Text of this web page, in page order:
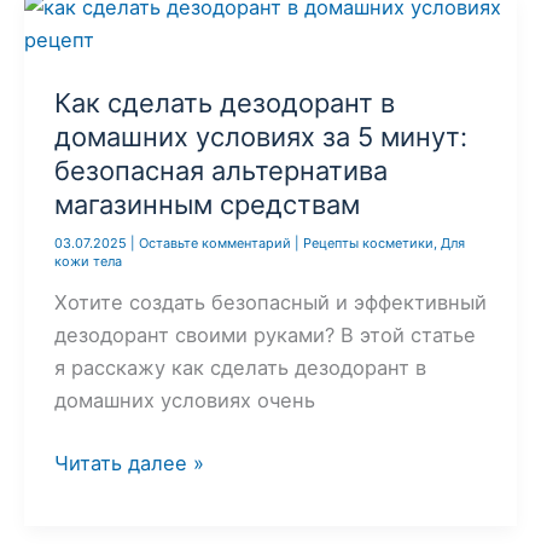
уход
без
и
обмана
Как сделать дезодорант в
домашних условиях за 5 минут:
безопасная альтернатива
магазинным средствам
03.07.2025 Оставьте комментарий Рецепты косметики, Для
кожи тела
Хотите создать безопасный и эффективный
дезодорант своими руками? В этой статье
я расскажу как сделать дезодорант в
домашних условиях очень
Как
Читать далее »